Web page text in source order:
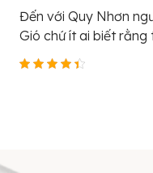
Đến với Quy Nhơn
Gió chứ ít ai biết rằng